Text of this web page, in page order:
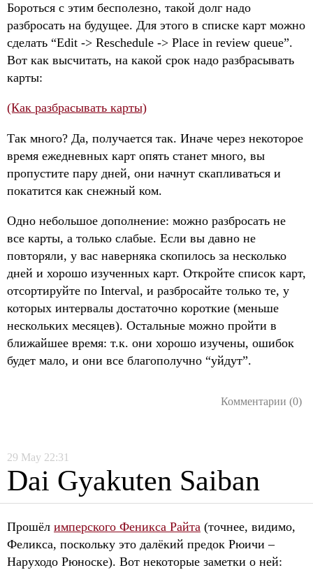
Бороться с этим бесполезно, такой долг надо
разбросать на будущее. Для этого в списке карт можно
сделать “Edit -> Reschedule -> Place in review queue”.
Вот как высчитать, на какой срок надо разбрасывать
карты:
(Как разбрасывать карты)
Так много? Да, получается так. Иначе через некоторое
время ежедневных карт опять станет много, вы
пропустите пару дней, они начнут скапливаться и
покатится как снежный ком.
Одно небольшое дополнение: можно разбросать не
все карты, а только слабые. Если вы давно не
повторяли, у вас наверняка скопилось за несколько
дней и хорошо изученных карт. Откройте список карт,
отсортируйте по Interval, и разбросайте только те, у
которых интервалы достаточно короткие (меньше
нескольких месяцев). Остальные можно пройти в
ближайшее время: т.к. они хорошо изучены, ошибок
будет мало, и они все благополучно “уйдут”.
Комментарии (0)
29 May 22:31
Dai Gyakuten Saiban
Прошёл имперского Феникса Райта (точнее, видимо,
Феликса, поскольку это далёкий предок Рюичи –
Наруходо Рюноске). Вот некоторые заметки о ней: